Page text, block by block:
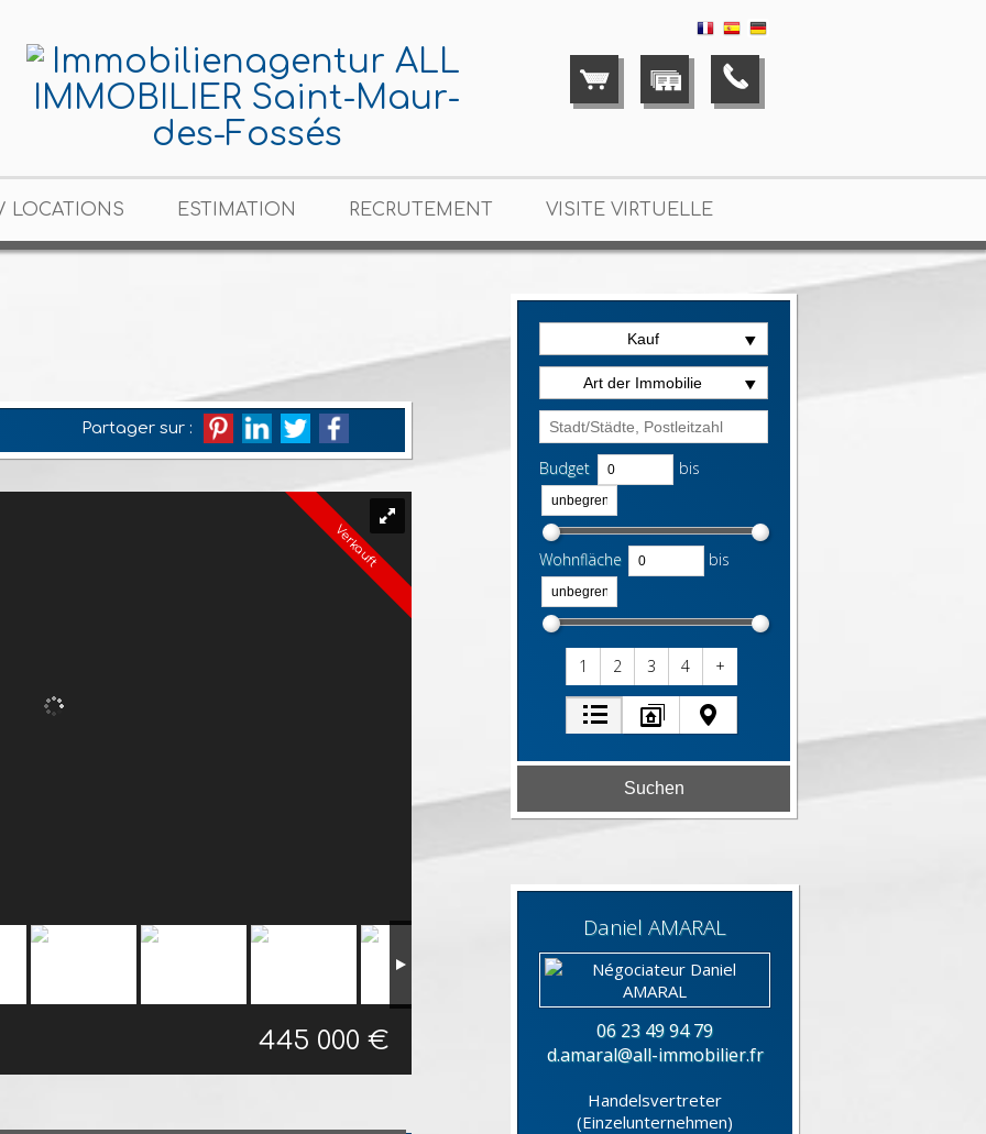
LOCATIONS ESTIMATION RECRUTEMENT VISITE VIRTUELLE
Kauf
Art der Immobilie
Budget bis
Wohnfläche bis
1 2 3 4 +
Daniel AMARAL
06 23 49 94 79
d.amaral@all-immobilier.fr
Handelsvertreter
(Einzelunternehmen)
Partager sur :
Verkauft
445 000 €